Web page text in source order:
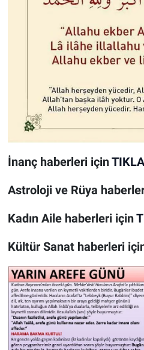
İnanç haberleri için
Astroloji ve Rüya
Kadın Aile haberleri için
Kültür Sanat haberleri